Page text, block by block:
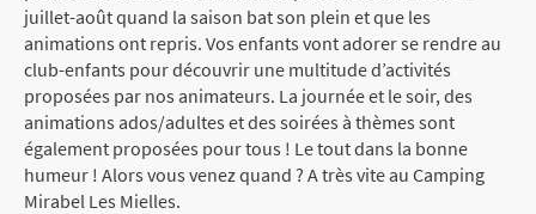
juillet-août quand la saison bat son plein et que les
animations ont repris. Vos enfants vont adorer se rendre au
club-enfants pour découvrir une multitude d’activités
proposées par nos animateurs. La journée et le soir, des
animations ados/adultes et des soirées à thèmes sont
également proposées pour tous ! Le tout dans la bonne
humeur ! Alors vous venez quand ? A très vite au Camping
Mirabel Les Mielles.